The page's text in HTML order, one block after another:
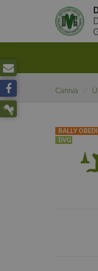
Caniva
RALLY
DVG